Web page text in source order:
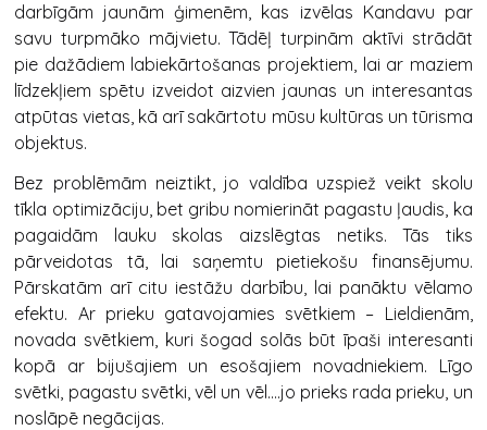
darbīgām jaunām ģimenēm, kas izvēlas Kandavu par
savu turpmāko mājvietu. Tādēļ turpinām aktīvi strādāt
pie dažādiem labiekārtošanas projektiem, lai ar maziem
līdzekļiem spētu izveidot aizvien jaunas un interesantas
atpūtas vietas, kā arī sakārtotu mūsu kultūras un tūrisma
objektus.
Bez problēmām neiztikt, jo valdība uzspiež veikt skolu
tīkla optimizāciju, bet gribu nomierināt pagastu ļaudis, ka
pagaidām lauku skolas aizslēgtas netiks. Tās tiks
pārveidotas tā, lai saņemtu pietiekošu finansējumu.
Pārskatām arī citu iestāžu darbību, lai panāktu vēlamo
efektu. Ar prieku gatavojamies svētkiem – Lieldienām,
novada svētkiem, kuri šogad solās būt īpaši interesanti
kopā ar bijušajiem un esošajiem novadniekiem. Līgo
svētki, pagastu svētki, vēl un vēl….jo prieks rada prieku, un
noslāpē negācijas.